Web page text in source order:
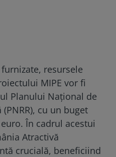
resursele
MIPE vor fi
Planului Național de
cu un buget
În cadrul acestui
Atractivă
crucială, beneficiind